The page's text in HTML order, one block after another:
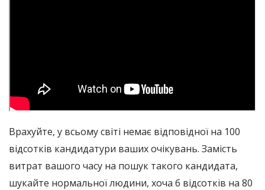
Врахуйте, у всьому світі немає відповідної на 100
відсотків кандидатури ваших очікувань. Замість
витрат вашого часу на пошук такого кандидата,
шукайте нормальної людини, хоча б відсотків на 80